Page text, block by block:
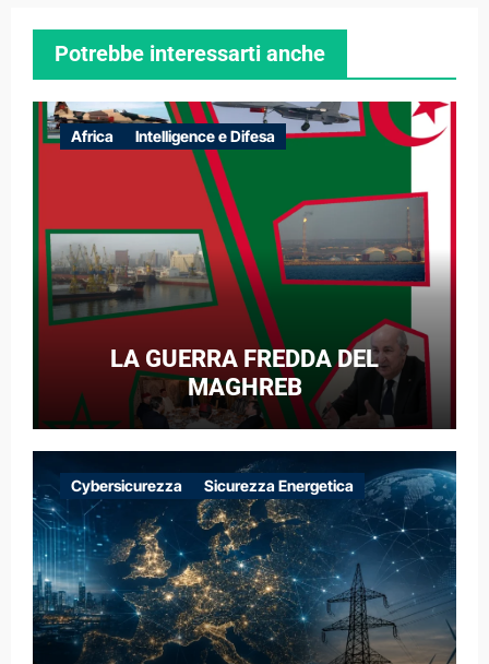
Potrebbe interessarti anche
Africa Intelligence e Difesa
LA GUERRA FREDDA DEL
MAGHREB
Cybersicurezza Sicurezza Energetica